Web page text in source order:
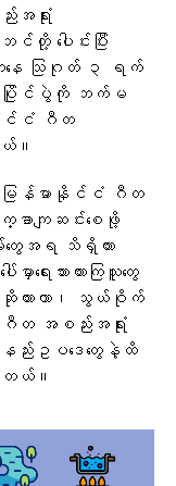
အရုံး
ပေါင်းပြီး
ေ သြဂုတ် ၃ ရက်
ပြိုင်ပွဲကို ဘက်မ
င်ငံ ဂီတ
။
မြန်မာနိုင်ငံ ဂီတ
ာကျဆင်းစေဖို့
းတွေအရ သိရှိထား
ရေးသားထားကြသူတွေ
ာဆိုထားတာ၊ သွယ်ဝိုက်
နိုင်ငံဂီတ အစည်းအရုံး
ည်းဥပဒေတွေနဲ့ထိ
တယ်။